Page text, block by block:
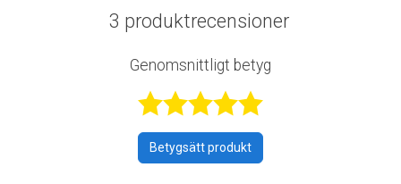
3 produktrecensioner
Genomsnittligt betyg
Betygsatt 5 av
Betygsätt produkt